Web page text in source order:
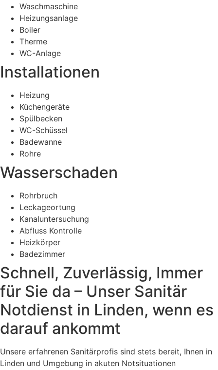
Waschmaschine
Heizungsanlage
Boiler
Therme
WC-Anlage
Installationen
Heizung
Küchengeräte
Spülbecken
WC-Schüssel
Badewanne
Rohre
Wasserschaden
Rohrbruch
Leckageortung
Kanaluntersuchung
Abfluss Kontrolle
Heizkörper
Badezimmer
Schnell, Zuverlässig, Immer
für Sie da – Unser Sanitär
Notdienst in Linden, wenn es
darauf ankommt
Unsere erfahrenen Sanitärprofis sind stets bereit, Ihnen in
Linden und Umgebung in akuten Notsituationen